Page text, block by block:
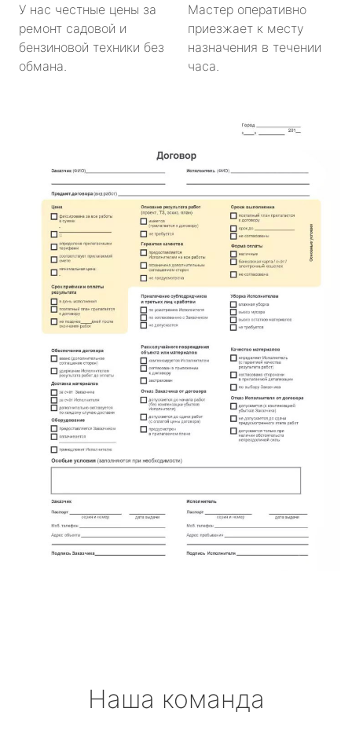
У нас честные цены за
ремонт садовой и
бензиновой техники без
обмана.
Мастер оперативно
приезжает к месту
назначения в течении
часа.
Наша команда